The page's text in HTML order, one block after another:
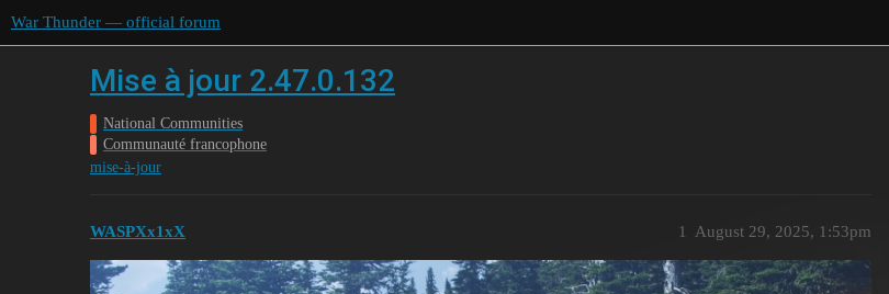
War Thunder — official forum
Mise à jour 2.47.0.132
National Communities
Communauté francophone
mise-à-jour
WASPXx1xX August 29, 2025, 1:53pm
1